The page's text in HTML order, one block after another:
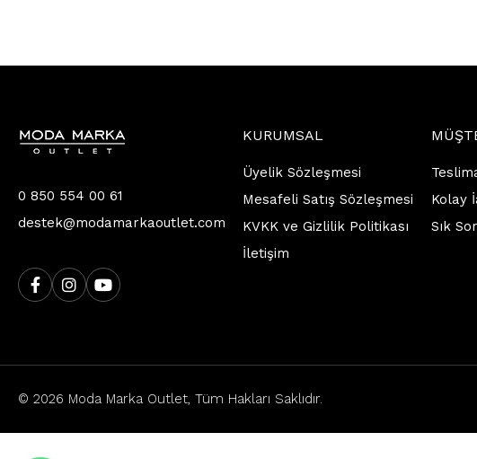
0 850 554 00 61
destek@modamarkaoutlet.com
KURUMSAL
Üyelik Sözleşmesi
Mesafeli Satış Sözleşmesi
KVKK ve Gizlilik Politikası
İletişim
Kolay
Sık
© 2026 Moda Marka Outlet, Tüm Hakları Saklıdır.